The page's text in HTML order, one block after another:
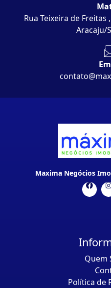
Rua Teixeira de Freitas
Aracaju/
Maxima Negócios
Quem
Política de